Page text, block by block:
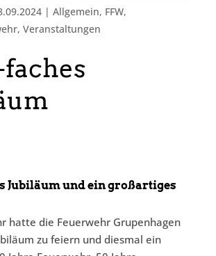
| Allgemein, FFW,
, Veranstaltungen
Jubiläum und ein großartiges
hatte die Feuerwehr Grupenhagen
zu feiern und diesmal ein